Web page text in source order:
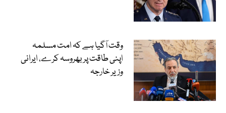
وقت آگیا ہے کہ امت مسلمہ
اپنی طاقت پر بھروسہ کرے، ایرانی
وزیر خارجہ